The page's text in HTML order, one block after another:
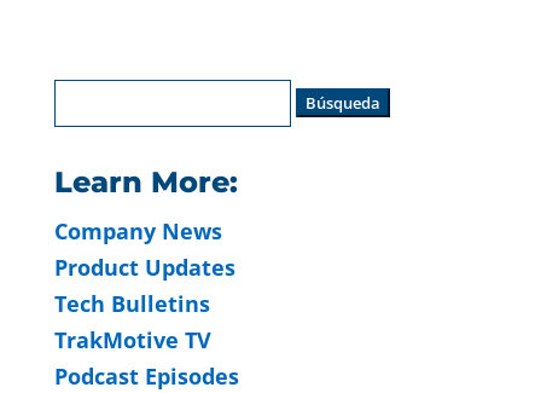
Learn More:
Company News
Product Updates
Tech Bulletins
TrakMotive TV
Podcast Episodes